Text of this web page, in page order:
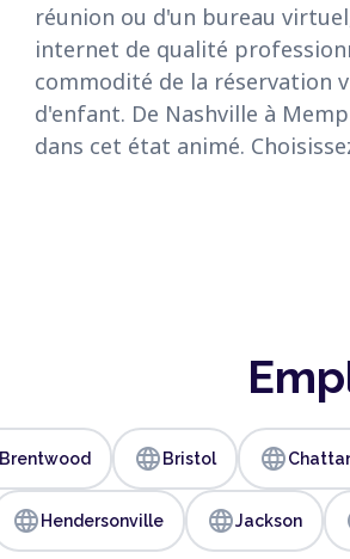
réunion ou d'un bureau
internet de qualité
commodité de la réservation
d'enfant. De Nashville à
dans cet état animé.
Brentwood language Bristol language
language Hendersonville languageJackson